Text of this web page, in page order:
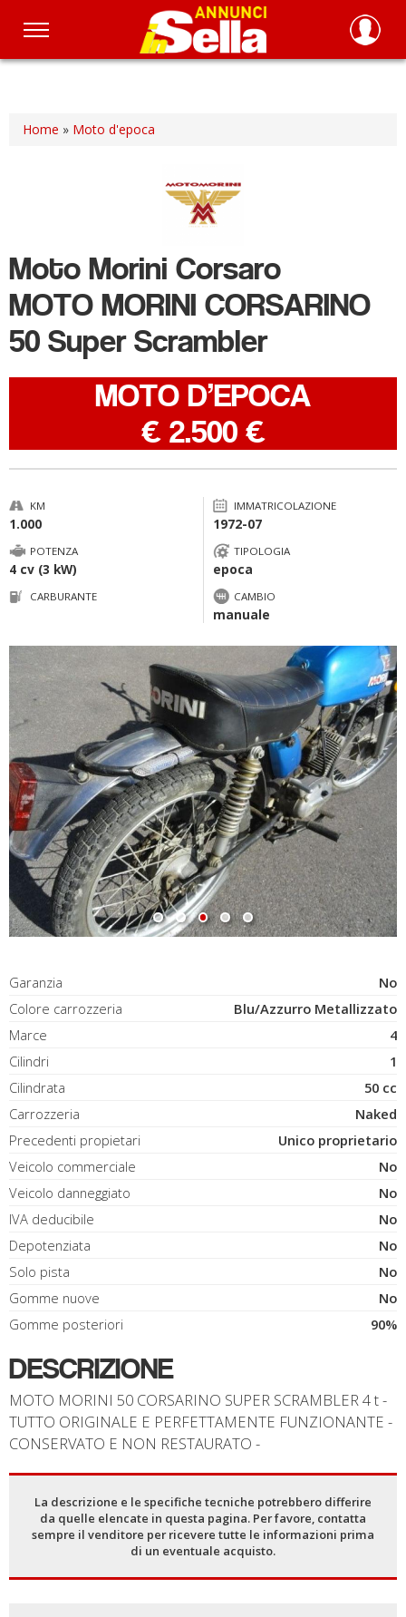
Salta
principale
Home » Moto d'epoca
Moto Morini Corsaro
MOTO MORINI CORSARINO
50 Super Scrambler
MOTO D’EPOCA
€ 2.500 €
KM
1.000
IMMATRICOLAZIONE
1972-07
POTENZA
4 cv (3 kW)
TIPOLOGIA
epoca
CARBURANTE CAMBIO
manuale
Garanzia
No
Colore carrozzeria
Blu/Azzurro Metallizzato
Marce
4
Cilindri
1
Cilindrata
50 cc
Carrozzeria
Naked
Precedenti propietari
Unico proprietario
Veicolo commerciale
No
Veicolo danneggiato
No
IVA deducibile
No
Depotenziata
No
Solo pista
No
Gomme nuove
No
Gomme posteriori
90%
DESCRIZIONE
MOTO MORINI 50 CORSARINO SUPER SCRAMBLER 4 t -
TUTTO ORIGINALE E PERFETTAMENTE FUNZIONANTE -
CONSERVATO E NON RESTAURATO -
La descrizione e le specifiche tecniche potrebbero differire
da quelle elencate in questa pagina. Per favore, contatta
sempre il venditore per ricevere tutte le informazioni prima
di un eventuale acquisto.